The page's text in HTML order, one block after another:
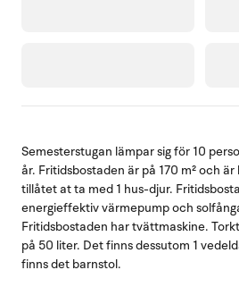
Semesterstugan lämpar sig för 10
år. Fritidsbostaden är på 170 m² och
tillåtet at ta med 1 hus-djur.
energieffektiv värmepump och
Fritidsbostaden har tvättmaskine.
på 50 liter. Det finns dessutom 1
finns det barnstol.